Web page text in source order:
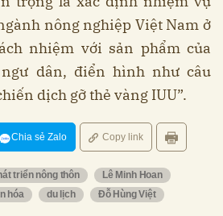
nông nghiệp Việt Nam ở
nhiệm với sản phẩm của
dân, điển hình như câu
dịch gỡ thẻ vàng IUU”.
Chia sẻ Zalo Copy link
triển nông thôn
Lê Minh Hoan
hóa du lịch Đỗ Hùng Việt